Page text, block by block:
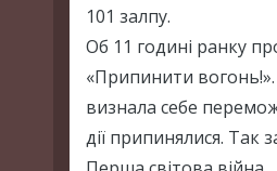
101 залпу.
Об 11 годині ранку
«Припинити
визнала себе
дії припинялися. Так